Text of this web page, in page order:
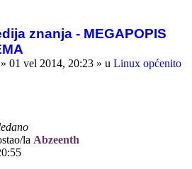
znanja - MEGAPOPIS
» 01 vel 2014, 20:23 » u Linux općenito
la Abzeenth